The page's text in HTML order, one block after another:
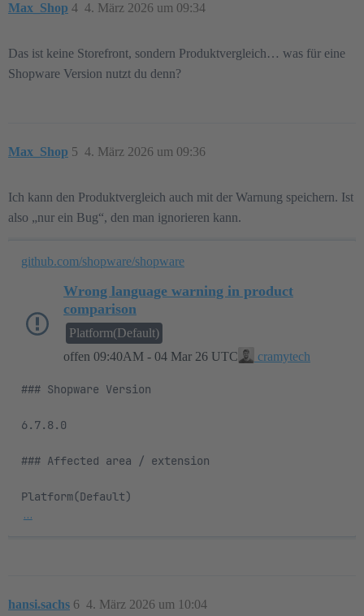
Max_Shop 4. März 2026 um 09:34
4
Das ist keine Storefront, sondern Produktvergleich… was für eine
Shopware Version nutzt du denn?
Max_Shop 4. März 2026 um 09:36
5
Ich kann den Produktvergleich auch mit der Warnung speichern. Ist
also „nur ein Bug“, den man ignorieren kann.
github.com/shopware/shopware
Wrong language warning in product
comparison
offen 09:40AM - 04 Mar 26 UTC cramytech
Platform(Default)
### Shopware Version
6.7.8.0
### Affected area / extension
…
hansi.sachs 4. März 2026 um 10:04
6